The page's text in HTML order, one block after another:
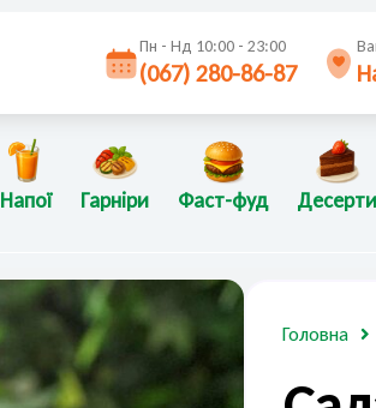
Пн - Нд 10:00 - 23:00
(067) 280-86-87
Напої Гарніри Фаст-фуд Десерти
Головна